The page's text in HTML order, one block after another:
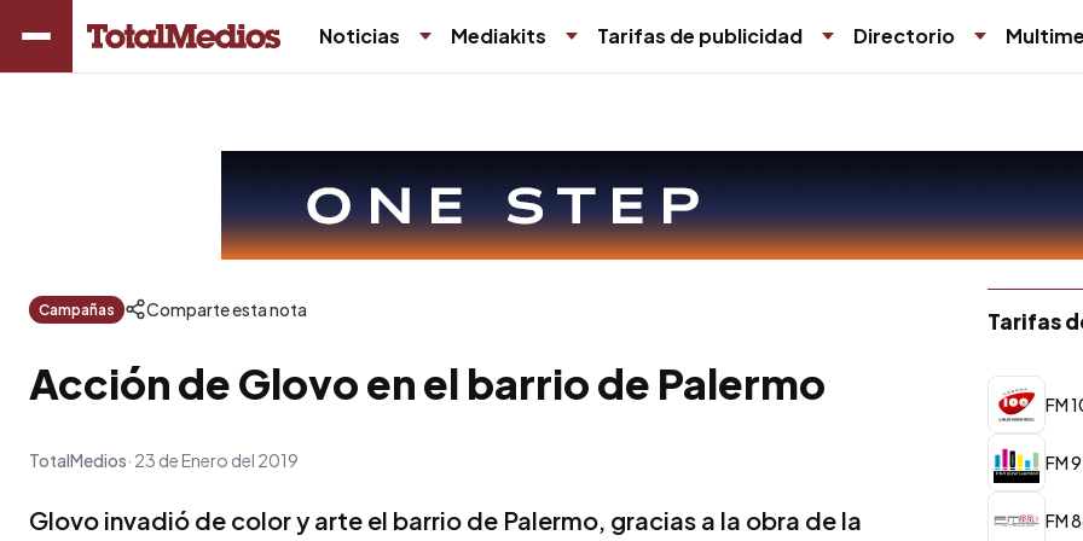
Noticias Mediakits Tarifas de publicidad Directorio
Campañas Comparte esta nota
Acción de Glovo en el barrio de Palermo
TotalMedios 23 de Enero del 2019
Glovo invadió de color y arte el barrio de Palermo, gracias a la obra de la
Tarifas
FM
FM
FM